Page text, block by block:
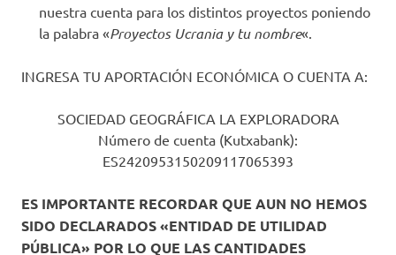
nuestra cuenta para los distintos proyectos poniendo
la palabra «Proyectos Ucrania y tu nombre«.
INGRESA TU APORTACIÓN ECONÓMICA O CUENTA A:
SOCIEDAD GEOGRÁFICA LA EXPLORADORA
Número de cuenta (Kutxabank):
ES2420953150209117065393
ES IMPORTANTE RECORDAR QUE AUN NO HEMOS
SIDO DECLARADOS «ENTIDAD DE UTILIDAD
PÚBLICA» POR LO QUE LAS CANTIDADES